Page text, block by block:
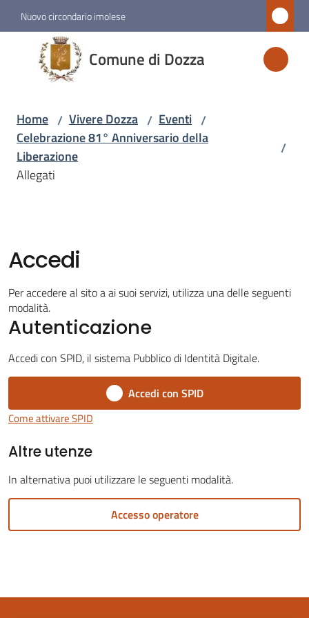
Vai al contenuto
Vai alla navigazione
Vai al footer
Nuovo circondario imolese
Comune di Dozza
Comune
di
Dozza
Amministrazione
Vivere
Dozza
Menu selezionato
on-
Tutti
Home / Vivere Dozza / Eventi /
Celebrazione 81° Anniversario della
Liberazione
/
Allegati
Accedi
Per accedere al sito a ai suoi servizi, utilizza una delle seguenti
modalità.
Autenticazione
Accedi con SPID, il sistema Pubblico di Identità Digitale.
Accedi con SPID
Come attivare SPID
Altre utenze
In alternativa puoi utilizzare le seguenti modalità.
Accesso operatore